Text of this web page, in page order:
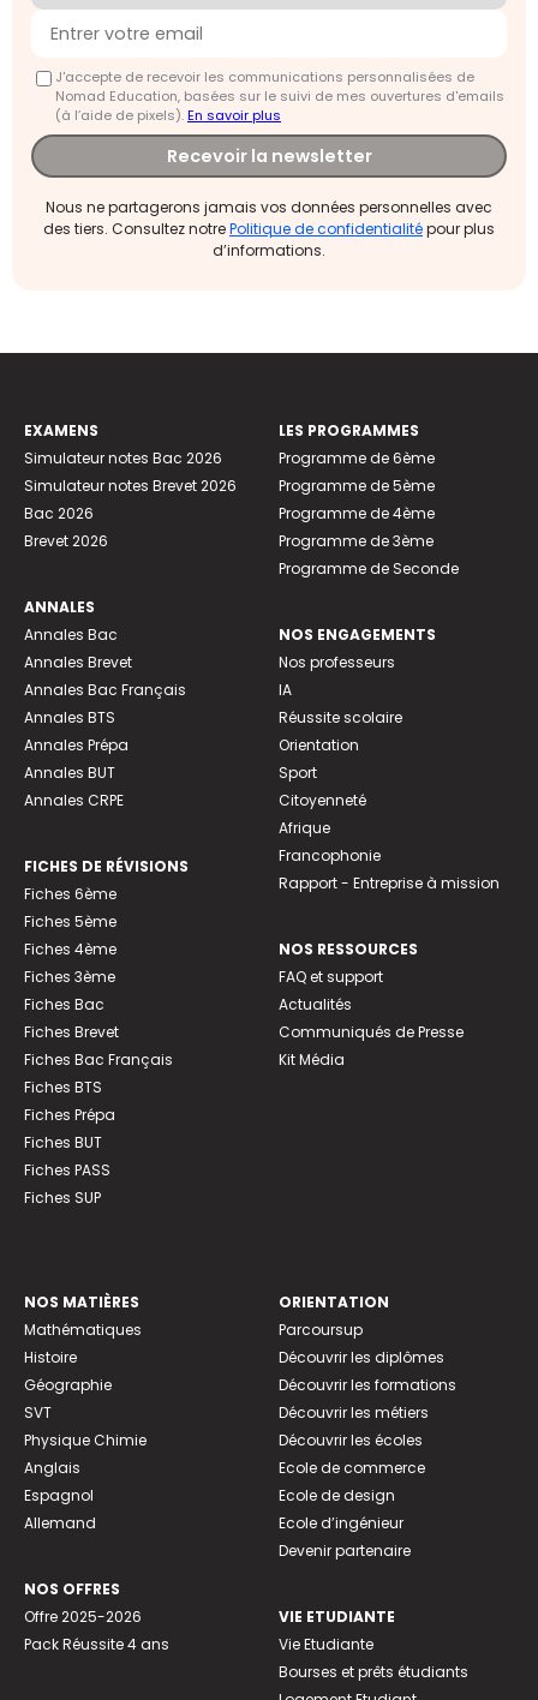
J'accepte de recevoir les communications personnalisées de
Nomad Education, basées sur le suivi de mes ouvertures d'emails
(à l’aide de pixels).En savoir plus
Recevoir la newsletter
Nous ne partagerons jamais vos données personnelles avec
des tiers. Consultez notrePolitique de confidentialitépour plus
d’informations.
EXAMENS
Simulateur notes Bac 2026
Simulateur notes Brevet 2026
Bac 2026
Brevet 2026
ANNALES
Annales Bac
Annales Brevet
Annales Bac Français
Annales BTS
Annales Prépa
Annales BUT
Annales CRPE
FICHES DE RÉVISIONS
Fiches 6ème
Fiches 5ème
Fiches 4ème
Fiches 3ème
Fiches Bac
Fiches Brevet
Fiches Bac Français
Fiches BTS
Fiches Prépa
Fiches BUT
Fiches PASS
Fiches SUP
LES PROGRAMMES
Programme de 6ème
Programme de 5ème
Programme de 4ème
Programme de 3ème
Programme de Seconde
NOS ENGAGEMENTS
Nos professeurs
IA
Réussite scolaire
Orientation
Sport
Citoyenneté
Afrique
Francophonie
Rapport - Entreprise à mission
NOS RESSOURCES
FAQ et support
Actualités
Communiqués de Presse
Kit Média
NOS MATIÈRES
Mathématiques
Histoire
Géographie
SVT
Physique Chimie
Anglais
Espagnol
Allemand
NOS OFFRES
Offre 2025-2026
Pack Réussite 4 ans
ORIENTATION
Parcoursup
Découvrir les diplômes
Découvrir les formations
Découvrir les métiers
Découvrir les écoles
Ecole de commerce
Ecole de design
Ecole d’ingénieur
Devenir partenaire
VIE ETUDIANTE
Vie Etudiante
Bourses et prêts étudiants